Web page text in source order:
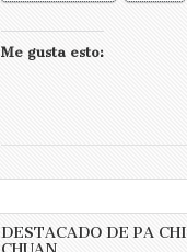
Me gusta esto:
DESTACADO DE PA CHI